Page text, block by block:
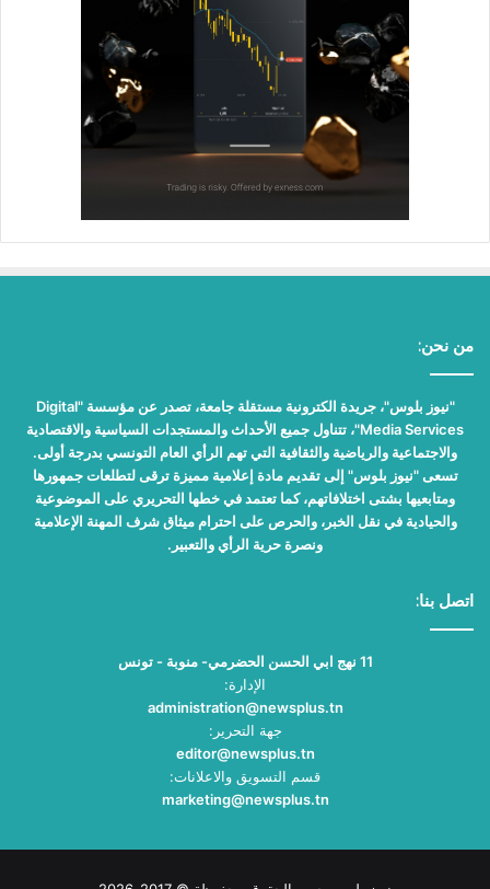
من نحن:
"نيوز بلوس"، جريدة الكترونية مستقلة جامعة، تصدر عن مؤسسة "Digital
Media Services"، تتناول جميع الأحداث والمستجدات السياسية والاقتصادية
والاجتماعية والرياضية والثقافية التي تهم الرأي العام التونسي بدرجة أولى.
تسعى "نيوز بلوس" إلى تقديم مادة إعلامية مميزة ترقى لتطلعات جمهورها
ومتابعيها بشتى اختلافاتهم، كما تعتمد في خطها التحريري على الموضوعية
والحيادية في نقل الخبر، والحرص على احترام ميثاق شرف المهنة الإعلامية
ونصرة حرية الرأي والتعبير.
اتصل بنا:
11 نهج ابي الحسن الحضرمي- منوبة - تونس
الإدارة:
administration@newsplus.tn
جهة التحرير:
editor@newsplus.tn
قسم التسويق والاعلانات:
marketing@newsplus.tn